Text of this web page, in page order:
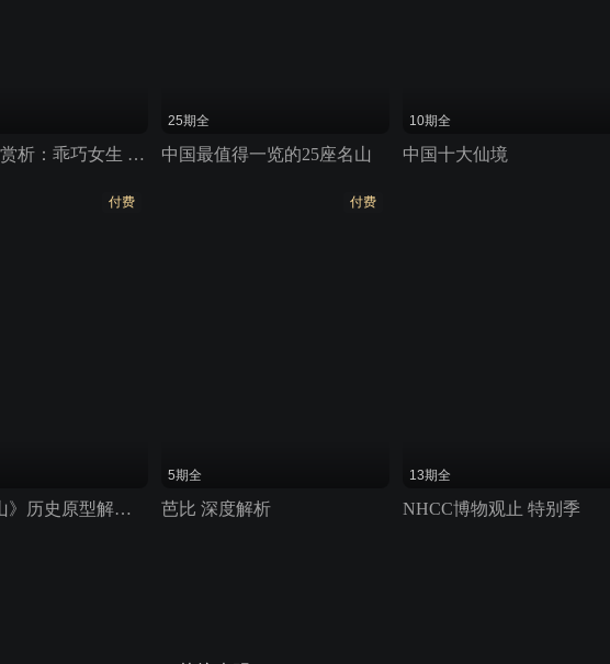
《魔女2》赏析：乖巧女生 却是打架高手
25期全
中国最值得一览的25座名山
10期全
中国十大仙境
付费
《一念关山》历史原型解读 非正片
付费
5期全
芭比 深度解析
13期全
NHCC博物观止 特别季